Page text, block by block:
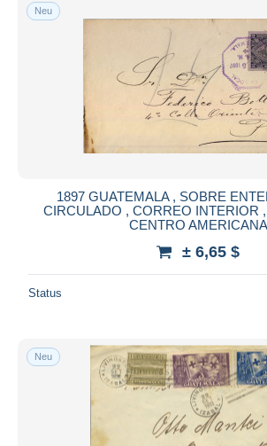
Neu
1897 GUATEMALA , SOBRE
CIRCULADO , CORREO INTERIOR
CENTRO AMERICANA
± 6,65 $
Status
Neu